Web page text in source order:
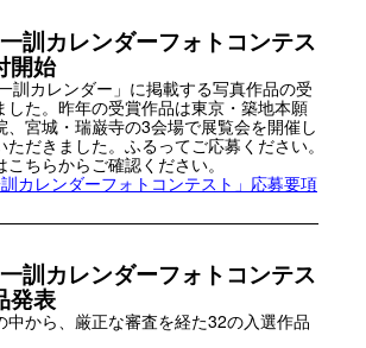
訓カレンダーフォトコンテス
開始
訓カレンダー」に掲載する写真作品の受
した。昨年の受賞作品は東京・築地本願
、宮城・瑞巌寺の3会場で展覧会を開催し
だきました。ふるってご応募ください。
ちらからご確認ください。
カレンダーフォトコンテスト」応募要項
訓カレンダーフォトコンテス
発表
中から、厳正な審査を経た32の入選作品